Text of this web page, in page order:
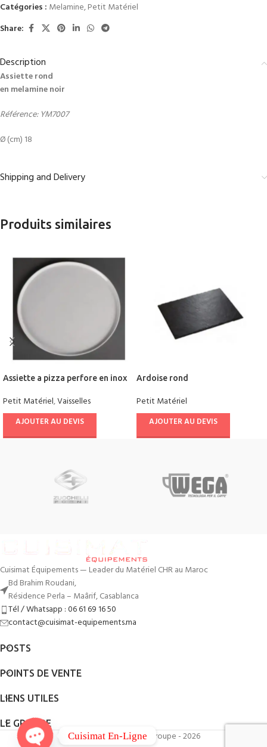
Catégories : Melamine,Petit Matériel
Share:
Description
Assiette rond
en melamine noir
Référence: YM7007
Ø (cm) 18
Shipping and Delivery
Produits similaires
Assiette a pizza perfore en inox
Petit Matériel,Vaisselles
AJOUTER AU DEVIS
Ardoise rond
Petit Matériel
AJOUTER AU DEVIS
Cuisimat Équipements — Leader du Matériel CHR au Maroc
Bd Brahim Roudani,
Résidence Perla – Maârif, Casablanca
Tél / Whatsapp : 06 61 69 16 50
contact@cuisimat-equipements.ma
POSTS
POINTS DE VENTE
LIENS UTILES
LE GROUPE
ByQodWeb- Cuisimat Groupe - 2026
Cuisimat En-Ligne